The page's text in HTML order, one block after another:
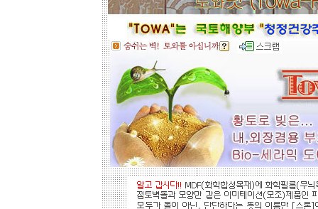
름은 시원하게.. 겨울은 가습기능과 원
적외선 방사로 따뜻하게..
부조로 조각된 최고의 작품을 인
테리어 마감자재로 활용하여 집안품
격을 업그레이드해 보세요.